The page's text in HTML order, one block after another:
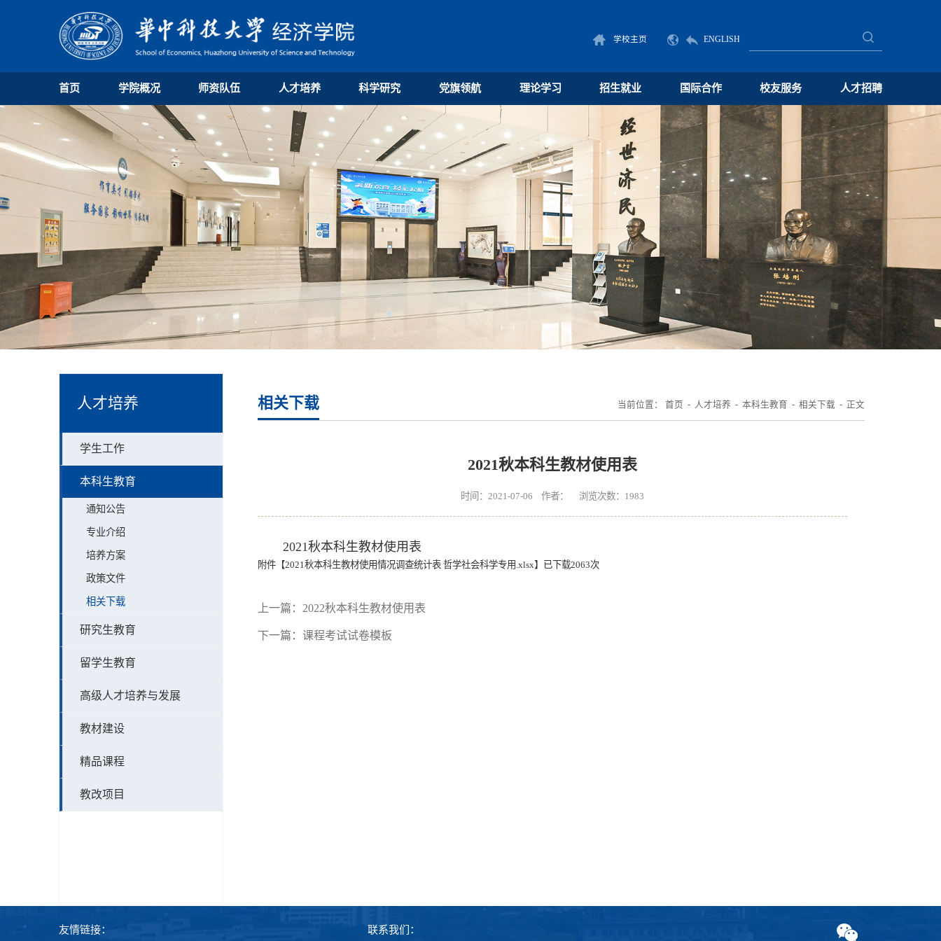
学校主页 ENGLISH
首页 学院概况 师资队伍 人才培养 科学研究 党旗领航 理论学习 招生就业 国际合作 校友服务 人才招聘
人才培养
学生工作
本科生教育
通知公告
专业介绍
培养方案
政策文件
相关下载
研究生教育
留学生教育
高级人才培养与发展
教材建设
精品课程
教改项目
相关下载 当前位置： 首页 - 人才培养 - 本科生教育 - 相关下载 - 正文
2021秋本科生教材使用表
时间：2021-07-06 作者： 浏览次数： 1983
2021秋本科生教材使用表
附件【2021秋本科生教材使用情况调查统计表 哲学社会科学专用.xlsx】已下载2063次
上一篇： 2022秋本科生教材使用表
下一篇： 课程考试试卷模板
友情链接： 联系我们：